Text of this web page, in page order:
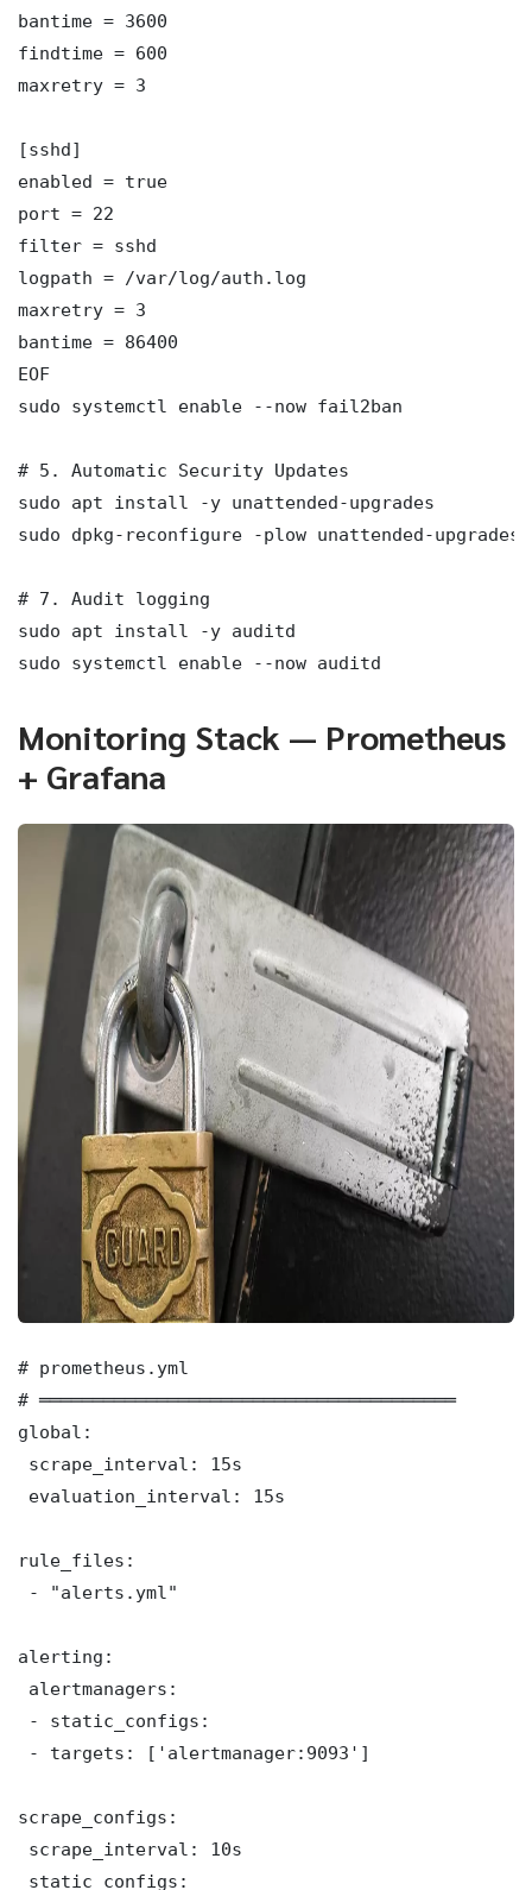
bantime = 3600
findtime = 600
maxretry = 3
[sshd]
enabled = true
port = 22
filter = sshd
logpath = /var/log/auth.log
maxretry = 3
bantime = 86400
EOF
sudo systemctl enable --now fail2ban
# 5. Automatic Security Updates
sudo apt install -y unattended-upgrades
sudo dpkg-reconfigure -plow unattended-upgrades
# 7. Audit logging
sudo apt install -y auditd
sudo systemctl enable --now auditd
Monitoring Stack — Prometheus
+ Grafana
# prometheus.yml
# ═══════════════════════════════════════
global:
scrape_interval: 15s
evaluation_interval: 15s
rule_files:
- "alerts.yml"
alerting:
alertmanagers:
- static_configs:
- targets: ['alertmanager:9093']
scrape_configs:
scrape_interval: 10s
static_configs: